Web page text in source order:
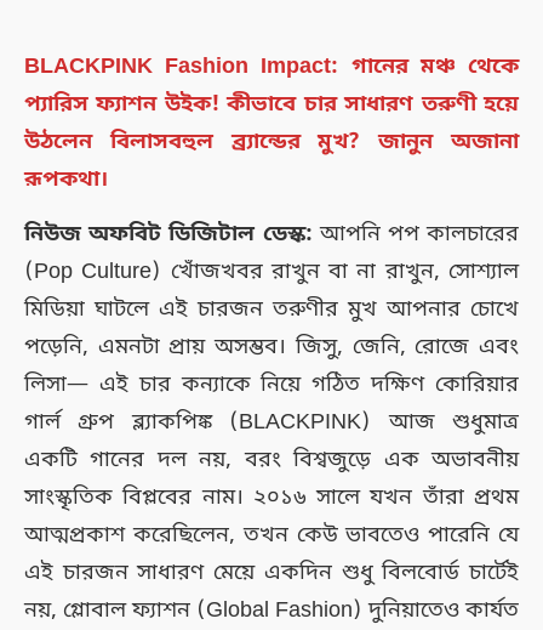
BLACKPINK Fashion Impact: গানের মঞ্চ থেকে
প্যারিস ফ্যাশন উইক! কীভাবে চার সাধারণ তরুণী হয়ে
উঠলেন বিলাসবহুল ব্র্যান্ডের মুখ? জানুন অজানা
রূপকথা।
নিউজ অফবিট ডিজিটাল ডেস্ক: আপনি পপ কালচারের
(Pop Culture) খোঁজখবর রাখুন বা না রাখুন, সোশ্যাল
মিডিয়া ঘাটলে এই চারজন তরুণীর মুখ আপনার চোখে
পড়েনি, এমনটা প্রায় অসম্ভব। জিসু, জেনি, রোজে এবং
লিসা— এই চার কন্যাকে নিয়ে গঠিত দক্ষিণ কোরিয়ার
গার্ল গ্রুপ ব্ল্যাকপিঙ্ক (BLACKPINK) আজ শুধুমাত্র
একটি গানের দল নয়, বরং বিশ্বজুড়ে এক অভাবনীয়
সাংস্কৃতিক বিপ্লবের নাম। ২০১৬ সালে যখন তাঁরা প্রথম
আত্মপ্রকাশ করেছিলেন, তখন কেউ ভাবতেও পারেনি যে
এই চারজন সাধারণ মেয়ে একদিন শুধু বিলবোর্ড চার্টেই
নয়, গ্লোবাল ফ্যাশন (Global Fashion) দুনিয়াতেও কার্যত